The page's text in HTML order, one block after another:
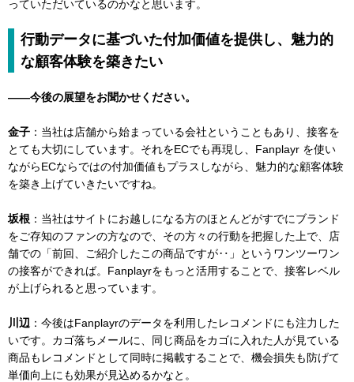
っていただいているのかなと思います。
行動データに基づいた付加価値を提供し、魅力的
な顧客体験を築きたい
――今後の展望をお聞かせください。
金子 ：当社は店舗から始まっている会社ということもあり、接客を
とても大切にしています。それをECでも再現し、Fanplayr を使い
ながらECならではの付加価値もプラスしながら、魅力的な顧客体験
を築き上げていきたいですね。
坂根 ：当社はサイトにお越しになる方のほとんどがすでにブランド
をご存知のファンの方なので、その方々の行動を把握した上で、店
舗での「前回、ご紹介したこの商品ですが‥」というワンツーワン
の接客ができれば。Fanplayrをもっと活用することで、接客レベル
が上げられると思っています。
川辺 ：今後はFanplayrのデータを利用したレコメンドにも注力した
いです。カゴ落ちメールに、同じ商品をカゴに入れた人が見ている
商品もレコメンドとして同時に掲載することで、機会損失も防げて
単価向上にも効果が見込めるかなと。